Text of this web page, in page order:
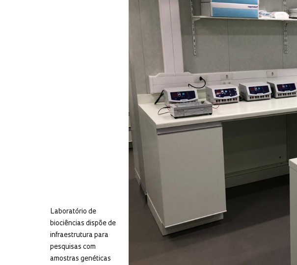
Laboratório de
biociências dispõe de
infraestrutura para
pesquisas com
amostras genéticas